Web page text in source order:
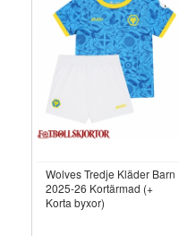
Wolves Tredje Kläder Barn
2025-26 Kortärmad (+
Korta byxor)